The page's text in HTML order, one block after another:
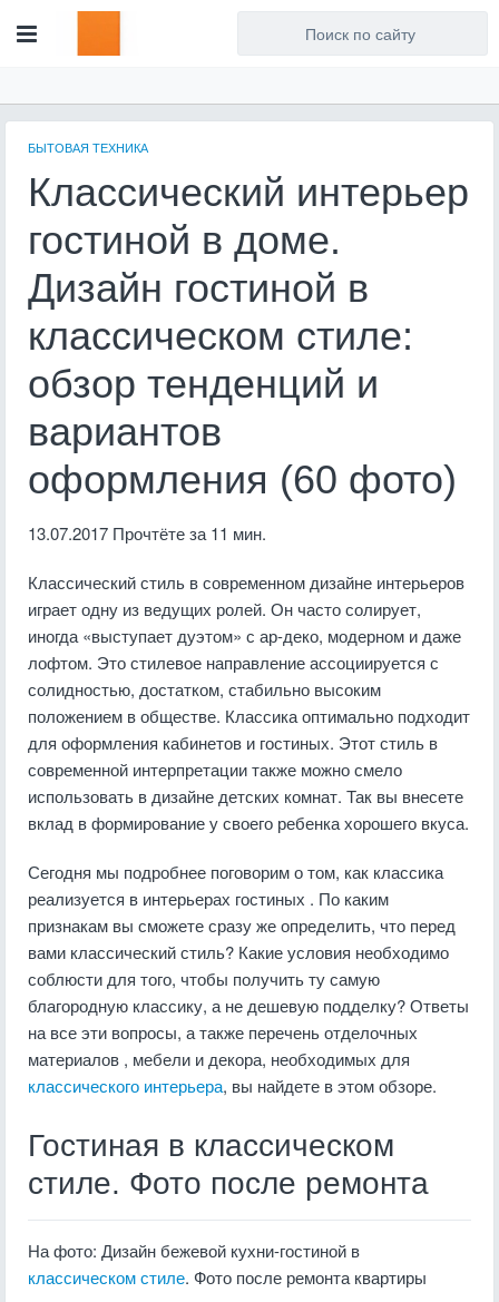
БЫТОВАЯ ТЕХНИКА
Классический интерьер
гостиной в доме.
Дизайн гостиной в
классическом стиле:
обзор тенденций и
вариантов
оформления (60 фото)
13.07.2017 Прочтёте за 11 мин.
Классический стиль в современном дизайне интерьеров
играет одну из ведущих ролей. Он часто солирует,
иногда «выступает дуэтом» с ар-деко, модерном и даже
лофтом. Это стилевое направление ассоциируется с
солидностью, достатком, стабильно высоким
положением в обществе. Классика оптимально подходит
для оформления кабинетов и гостиных. Этот стиль в
современной интерпретации также можно смело
использовать в дизайне детских комнат. Так вы внесете
вклад в формирование у своего ребенка хорошего вкуса.
Сегодня мы подробнее поговорим о том, как классика
реализуется в интерьерах гостиных . По каким
признакам вы сможете сразу же определить, что перед
вами классический стиль? Какие условия необходимо
соблюсти для того, чтобы получить ту самую
благородную классику, а не дешевую подделку? Ответы
на все эти вопросы, а также перечень отделочных
материалов , мебели и декора, необходимых для
классического интерьера, вы найдете в этом обзоре.
Гостиная в классическом
стиле. Фото после ремонта
На фото: Дизайн бежевой кухни-гостиной в
классическом стиле. Фото после ремонта квартиры
Для любых предложений по
сайту: artist71@cp9.ru